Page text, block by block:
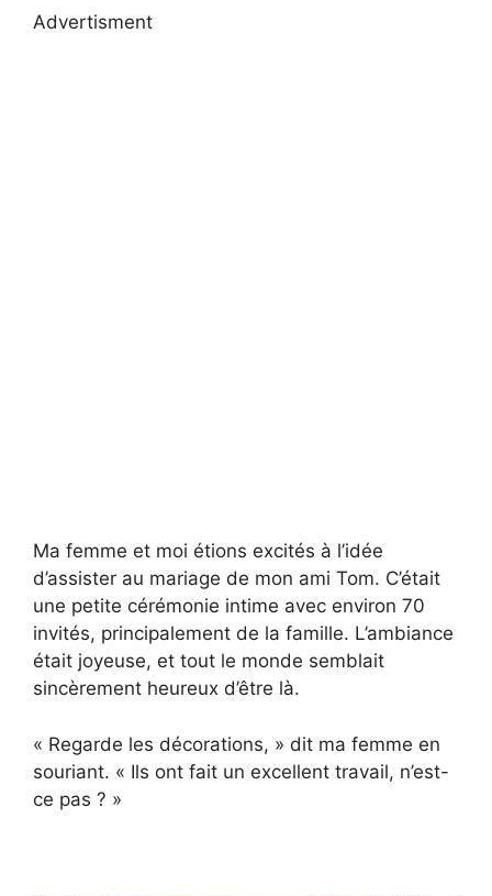
Advertisment
Ma femme et moi étions excités à l’idée
d’assister au mariage de mon ami Tom. C’était
une petite cérémonie intime avec environ 70
invités, principalement de la famille. L’ambiance
était joyeuse, et tout le monde semblait
sincèrement heureux d’être là.
« Regarde les décorations, » dit ma femme en
souriant. « Ils ont fait un excellent travail, n’est-
ce pas ? »